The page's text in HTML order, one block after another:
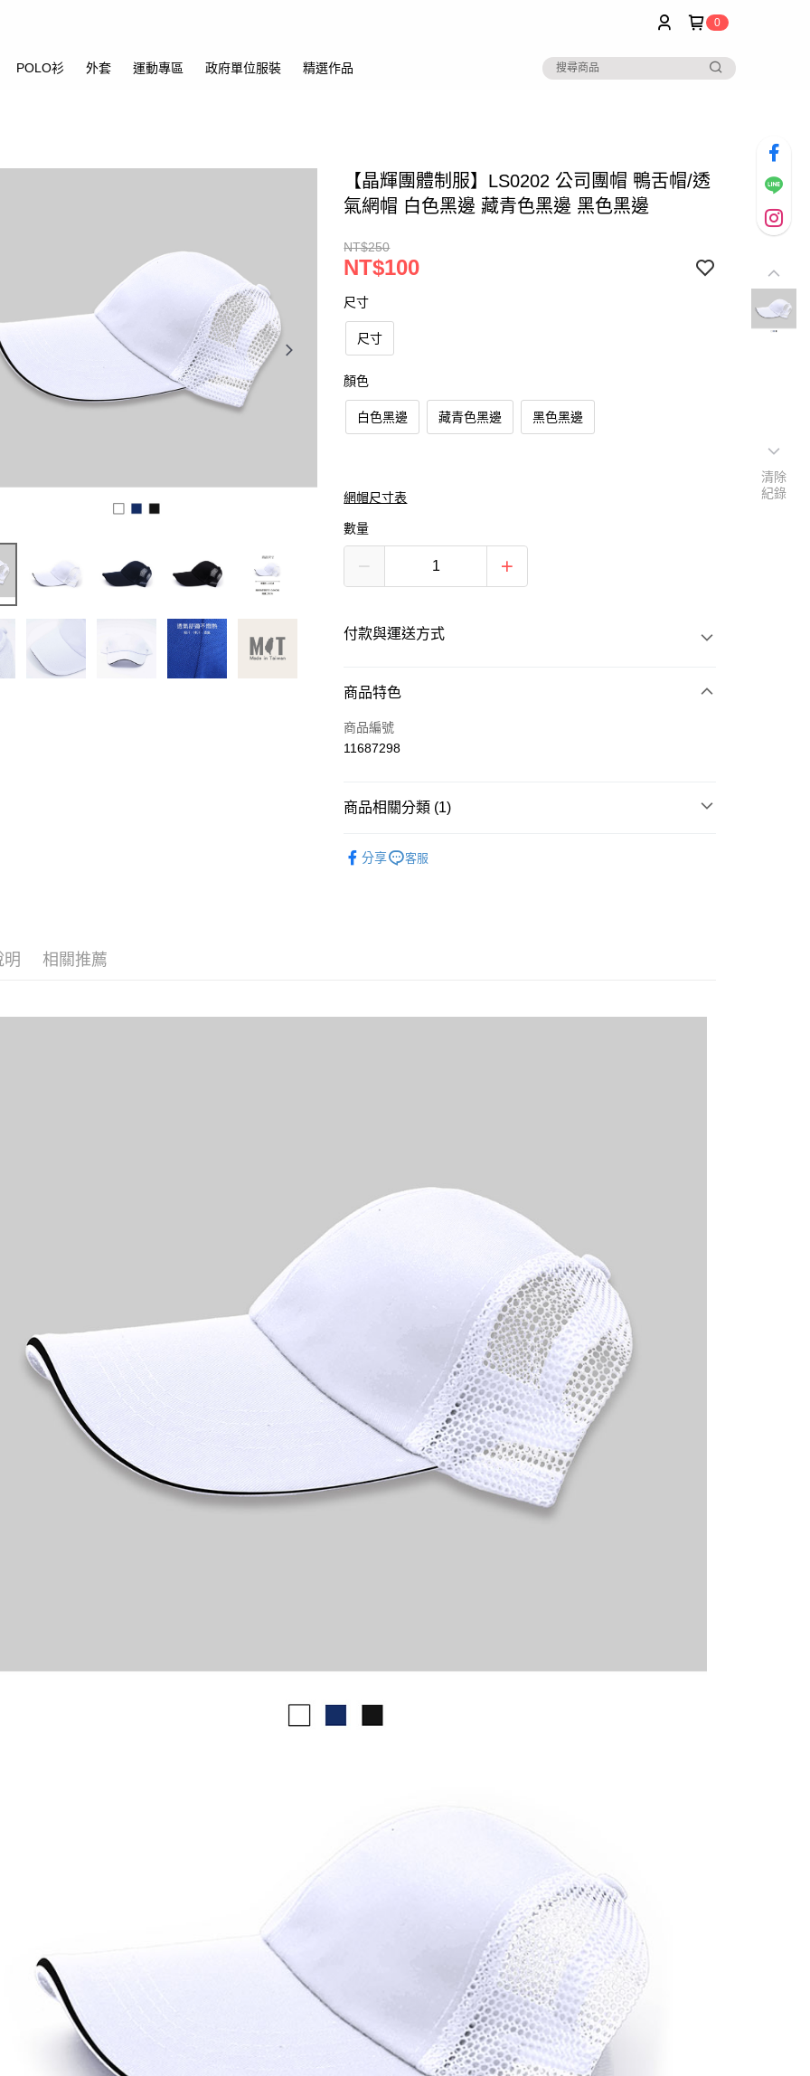
0
POLO衫 外套 運動專區 政府單位服裝 精選作品
【晶輝團體制服】LS0202 公司團帽 鴨舌帽/透
氣網帽 白色黑邊 藏青色黑邊 黑色黑邊
NT$250
NT$100
尺寸
尺寸
顏色
白色黑邊 藏青色黑邊 黑色黑邊
網帽尺寸表
數量
付款與運送方式
付款方式
信用卡一次付款
黑貓
商品特色
商品編號
11687298
商品相關分類 (1)
分享
客服
明 相關推薦
清除
紀錄